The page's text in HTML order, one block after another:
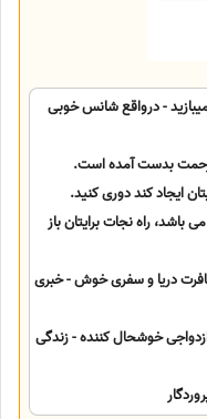
- درواقع شانس خوبی
زحمت بدست آمده است.
ایجاد کند دوری کنید.
راه نجات برایتان باز
دریا و سفری خوش - خبری
خوشحال کننده - زندگی